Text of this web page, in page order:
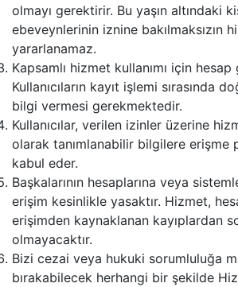
olmayı gerektirir. Bu yaşın altındaki
ebeveynlerinin iznine bakılmaksızın
yararlanamaz.
Kapsamlı hizmet kullanımı için
Kullanıcıların kayıt işlemi sırasında
bilgi vermesi gerekmektedir.
Kullanıcılar, verilen izinler üzerine
olarak tanımlanabilir bilgilere erişme
kabul eder.
Başkalarının hesaplarına veya
erişim kesinlikle yasaktır. Hizmet,
erişimden kaynaklanan kayıplardan
olmayacaktır.
Bizi cezai veya hukuki sorumluluğa
bırakabilecek herhangi bir şekilde